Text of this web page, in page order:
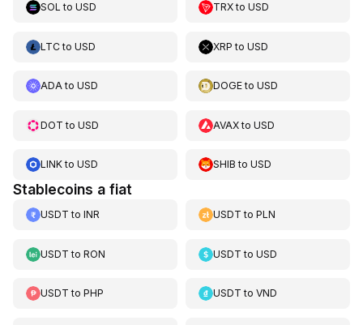
SOL to USD TRXtoUSD
LTCto USD XRP toUSD
ADAto USD DOGEtoUSD
DOT to USD AVAXtoUSD
LINKto USD SHIB toUSD
Stablecoins a fiat
USDT to INR USDT toPLN
USDT to RON USDT toUSD
USDT to PHP USDT toVND